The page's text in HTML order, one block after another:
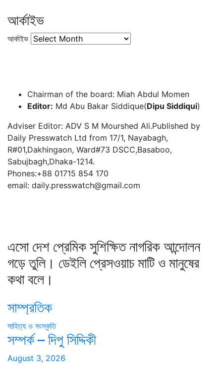
আর্কাইভ
আর্কাইভ
Chairman of the board: Miah Abdul Momen
Editor: Md Abu Bakar Siddique(Dipu Siddiqui)
Adviser Editor: ADV S M Mourshed Ali.Published by
Daily Presswatch Ltd from 17/1, Nayabagh,
R#01,Dakhingaon, Ward#73 DSCC,Basaboo,
Sabujbagh,Dhaka-1214.
Phones:+88 01715 854 170
email: daily.presswatch@gmail.com
এসো দেশ প্রেমিক সুশিক্ষিত নাগরিক আন্দোলন
গড়ে তুলি। ডেইলি প্রেসওয়াচ মাটি ও মানুষের
কথা বলে।
সাম্প্রতিক
সাহিত্য ও সংস্কৃতি
সম্পর্ক – দিপু সিদ্দিকী
August 3, 2026